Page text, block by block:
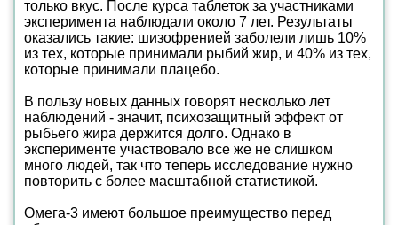
только вкус. После курса таблеток за участниками
эксперимента наблюдали около 7 лет. Результаты
оказались такие: шизофренией заболели лишь 10%
из тех, которые принимали рыбий жир, и 40% из тех,
которые принимали плацебо.
В пользу новых данных говорят несколько лет
наблюдений - значит, психозащитный эффект от
рыбьего жира держится долго. Однако в
эксперименте участвовало все же не слишком
много людей, так что теперь исследование нужно
повторить с более масштабной статистикой.
Омега-3 имеют большое преимущество перед